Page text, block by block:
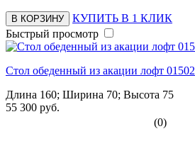
В КОРЗИНУ
КУПИТЬ В 1 КЛИК
Быстрый просмотр
Стол обеденный из акации лофт 01502
Длина 160; Ширина 70; Высота 75
55 300 руб.
(0)